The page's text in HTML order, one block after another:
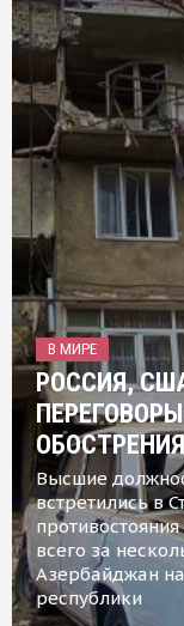
В МИРЕ
РОССИЯ,
Высшие
встретились в
всего за
Азербайджан
республики